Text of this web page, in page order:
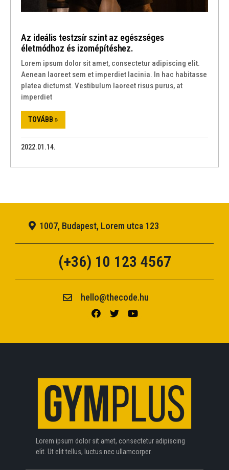
Az ideális testzsír szint az egészséges
életmódhoz és izomépítéshez.
Lorem ipsum dolor sit amet, consectetur adipiscing elit.
Aenean laoreet sem et imperdiet lacinia. In hac habitasse
platea dictumst. Vestibulum laoreet risus purus, at
imperdiet
TOVÁBB »
2022.01.14.
1007, Budapest, Lorem utca 123
(+36) 10 123 4567
hello@thecode.hu
Lorem ipsum dolor sit amet, consectetur adipiscing
elit. Ut elit tellus, luctus nec ullamcorper.